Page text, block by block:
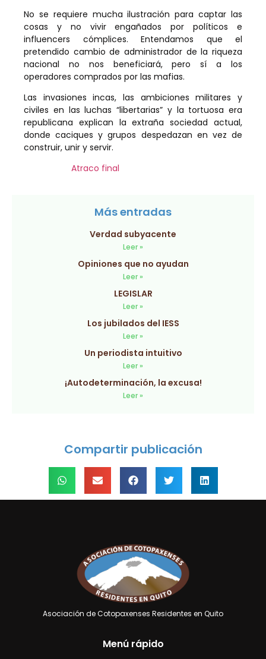
No se requiere mucha ilustración para captar las
cosas y no vivir engañados por políticos e
influencers cómplices. Entendamos que el
pretendido cambio de administrador de la riqueza
nacional no nos beneficiará, pero sí a los
operadores comprados por las mafias.
Las invasiones incas, las ambiciones militares y
civiles en las luchas “libertarias” y la tortuosa era
republicana explican la extraña sociedad actual,
donde caciques y grupos despedazan en vez de
construir, unir y servir.
Atraco final
Más entradas
Verdad subyacente
Leer »
Opiniones que no ayudan
Leer »
LEGISLAR
Leer »
Los jubilados del IESS
Leer »
Un periodista intuitivo
Leer »
¡Autodeterminación, la excusa!
Leer »
Compartir publicación
Asociación de Cotopaxenses Residentes en Quito
Menú rápido